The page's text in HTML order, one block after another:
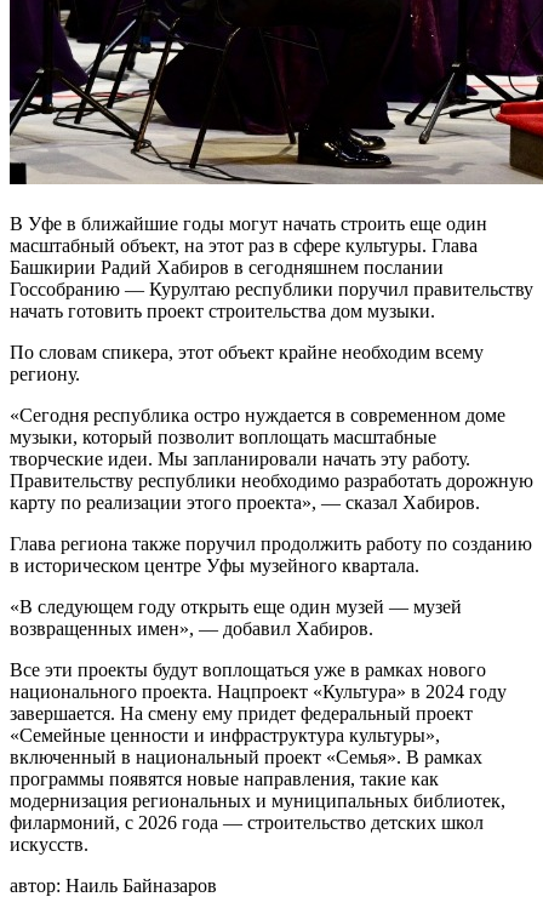
В Уфе в ближайшие годы могут начать строить еще один
масштабный объект, на этот раз в сфере культуры. Глава
Башкирии Радий Хабиров в сегодняшнем послании
Госсобранию — Курултаю республики поручил правительству
начать готовить проект строительства дом музыки.
По словам спикера, этот объект крайне необходим всему
региону.
«Сегодня республика остро нуждается в современном доме
музыки, который позволит воплощать масштабные
творческие идеи. Мы запланировали начать эту работу.
Правительству республики необходимо разработать дорожную
карту по реализации этого проекта», — сказал Хабиров.
Глава региона также поручил продолжить работу по созданию
в историческом центре Уфы музейного квартала.
«В следующем году открыть еще один музей — музей
возвращенных имен», — добавил Хабиров.
Все эти проекты будут воплощаться уже в рамках нового
национального проекта. Нацпроект «Культура» в 2024 году
завершается. На смену ему придет федеральный проект
«Семейные ценности и инфраструктура культуры»,
включенный в национальный проект «Семья». В рамках
программы появятся новые направления, такие как
модернизация региональных и муниципальных библиотек,
филармоний, с 2026 года — строительство детских школ
искусств.
автор: Наиль Байназаров